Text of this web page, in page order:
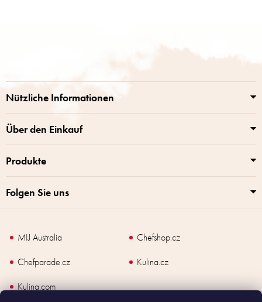
Nützliche Informationen
Über den Einkauf
Produkte
Folgen Sie uns
MIJ Australia
Chefshop.cz
Chefparade.cz
Kulina.cz
Kulina.com